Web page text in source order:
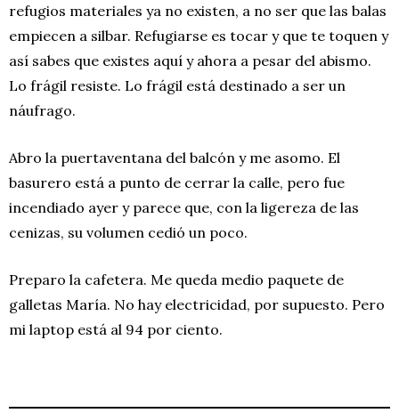
refugios materiales ya no existen, a no ser que las balas
empiecen a silbar. Refugiarse es tocar y que te toquen y
así sabes que existes aquí y ahora a pesar del abismo.
Lo frágil resiste. Lo frágil está destinado a ser un
náufrago.
Abro la puertaventana del balcón y me asomo. El
basurero está a punto de cerrar la calle, pero fue
incendiado ayer y parece que, con la ligereza de las
cenizas, su volumen cedió un poco.
Preparo la cafetera. Me queda medio paquete de
galletas María. No hay electricidad, por supuesto. Pero
mi laptop está al 94 por ciento.